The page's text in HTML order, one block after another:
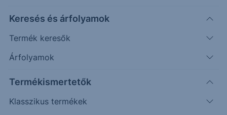
Keresés és árfolyamok
Termék keresők
Árfolyamok
Termékismertetők
Klasszikus termékek
lefordult az index.